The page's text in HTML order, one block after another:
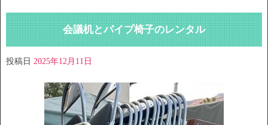
会議机とパイプ椅子のレンタル
投稿日 2025年12月11日